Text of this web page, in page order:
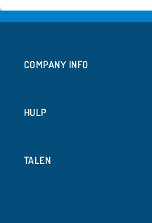
COMPANY INFO
HULP
TALEN